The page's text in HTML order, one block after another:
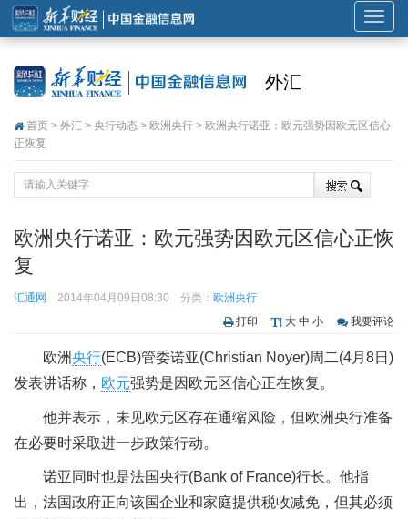
展
开
导
外汇
首页 > 外汇 > 央行动态 > 欧洲央行 > 欧洲央行诺亚：欧元强势因欧元区信心
正恢复
欧洲央行诺亚：欧元强势因欧元区信心正恢
复
汇通网 2014年04月09日08:30 分类： 欧洲央行
打印
大 中 小 我要评论
欧洲央行(ECB)管委诺亚(Christian Noyer)周二(4月8日)
发表讲话称， 欧元强势是因欧元区信心正在恢复。
他并表示，未见欧元区存在通缩风险，但欧洲央行准备
在必要时采取进一步政策行动。
诺亚同时也是法国央行(Bank of France)行长。他指
出，法国政府正向该国企业和家庭提供税收减免，但其必须